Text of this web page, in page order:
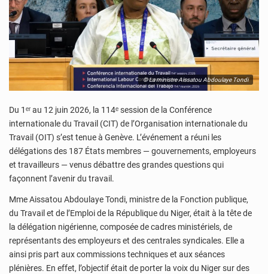
© La ministre Aissatou Abdoulaye Tondi
Du 1ᵉʳ au 12 juin 2026, la 114ᵉ session de la Conférence
internationale du Travail (CIT) de l’Organisation internationale du
Travail (OIT) s’est tenue à Genève. L’événement a réuni les
délégations des 187 États membres — gouvernements, employeurs
et travailleurs — venus débattre des grandes questions qui
façonnent l’avenir du travail.
Mme Aissatou Abdoulaye Tondi, ministre de la Fonction publique,
du Travail et de l’Emploi de la République du Niger, était à la tête de
la délégation nigérienne, composée de cadres ministériels, de
représentants des employeurs et des centrales syndicales. Elle a
ainsi pris part aux commissions techniques et aux séances
plénières. En effet, l’objectif était de porter la voix du Niger sur des